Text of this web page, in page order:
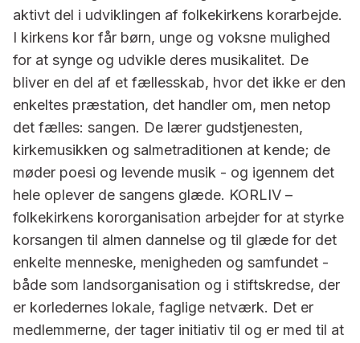
aktivt del i udviklingen af folkekirkens korarbejde.
I kirkens kor får børn, unge og voksne mulighed
for at synge og udvikle deres musikalitet. De
bliver en del af et fællesskab, hvor det ikke er den
enkeltes præstation, det handler om, men netop
det fælles: sangen. De lærer gudstjenesten,
kirkemusikken og salmetraditionen at kende; de
møder poesi og levende musik - og igennem det
hele oplever de sangens glæde. KORLIV –
folkekirkens kororganisation arbejder for at styrke
korsangen til almen dannelse og til glæde for det
enkelte menneske, menigheden og samfundet -
både som landsorganisation og i stiftskredse, der
er korledernes lokale, faglige netværk. Det er
medlemmerne, der tager initiativ til og er med til at